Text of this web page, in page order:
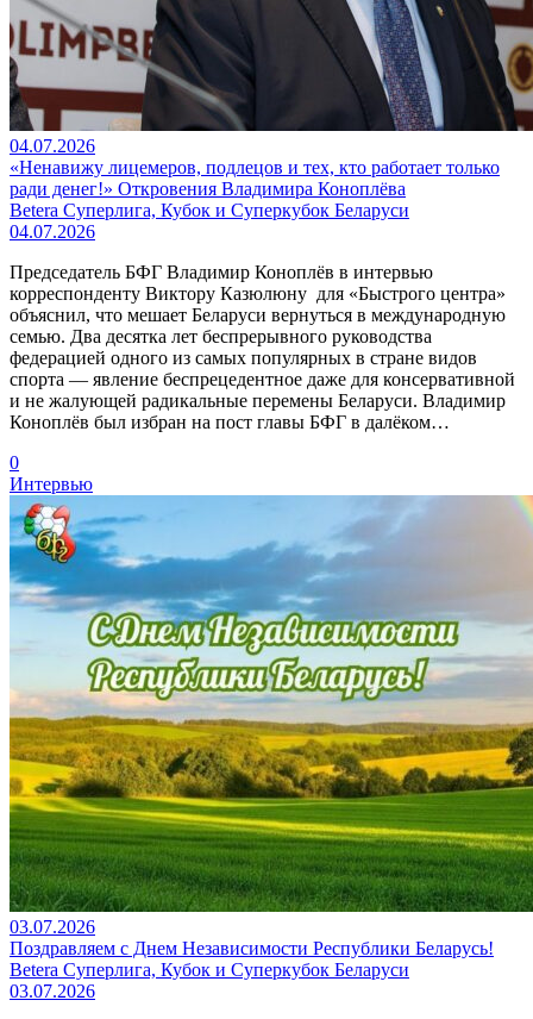
04.07.2026
«Ненавижу лицемеров, подлецов и тех, кто работает только
ради денег!» Откровения Владимира Коноплёва
Betera Суперлига, Кубок и Суперкубок Беларуси
04.07.2026
Председатель БФГ Владимир Коноплёв в интервью
корреспонденту Виктору Казюлюну для «Быстрого центра»
объяснил, что мешает Беларуси вернуться в международную
семью. Два десятка лет беспрерывного руководства
федерацией одного из самых популярных в стране видов
спорта — явление беспрецедентное даже для консервативной
и не жалующей радикальные перемены Беларуси. Владимир
Коноплёв был избран на пост главы БФГ в далёком…
0
Интервью
03.07.2026
Поздравляем с Днем Независимости Республики Беларусь!
Betera Суперлига, Кубок и Суперкубок Беларуси
03.07.2026